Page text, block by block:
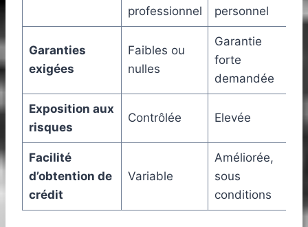
professionnel
personnel
Garanties
exigées
Faibles ou
nulles
Garantie
forte
demandée
Exposition aux
risques
Contrôlée Elevée
Facilité
d’obtention de
crédit
Variable
Améliorée,
sous
conditions